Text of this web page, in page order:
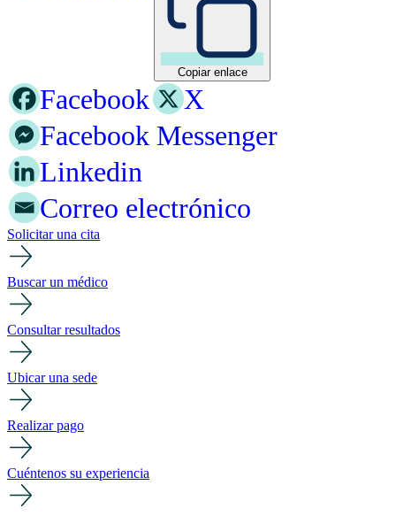
Copiar enlace
Facebook
X
Facebook Messenger
Linkedin
Correo electrónico
Solicitar una cita
Buscar un médico
Consultar resultados
Ubicar una sede
Realizar pago
Cuéntenos su experiencia